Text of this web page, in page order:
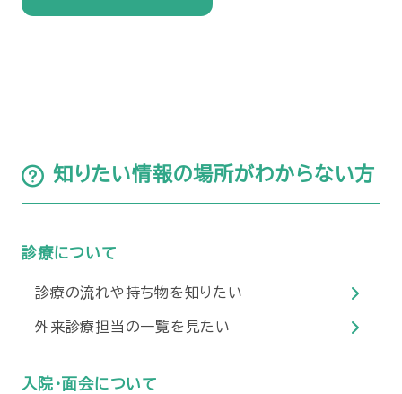
知りたい情報の場所がわからない方
診療について
診療の流れや持ち物を知りたい
外来診療担当の一覧を見たい
入院・面会について